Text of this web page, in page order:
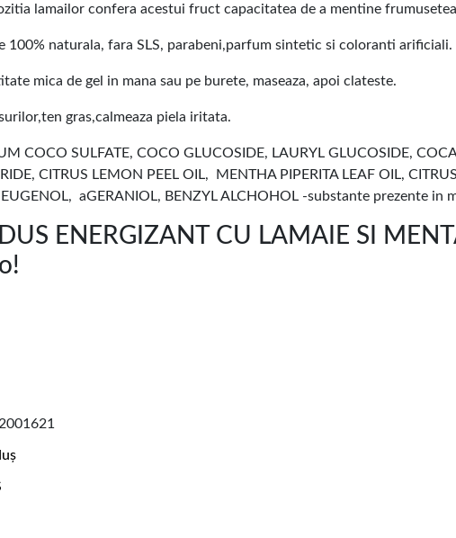
lamailor confera acestui fruct capacitatea de a mentine
100% naturala, fara SLS, parabeni,parfum sintetic si coloranti arificiali.
mica de gel in mana sau pe burete, maseaza, apoi clateste.
gras,calmeaza piela iritata.
COCO SULFATE, COCO GLUCOSIDE, LAURYL GLUCOSIDE,
CITRUS LEMON PEEL OIL, MENTHA PIPERITA LEAF OIL,
EUGENOL, aGERANIOL, BENZYL ALCHOHOL -substante prezente in
ENERGIZANT CU LAMAIE SI